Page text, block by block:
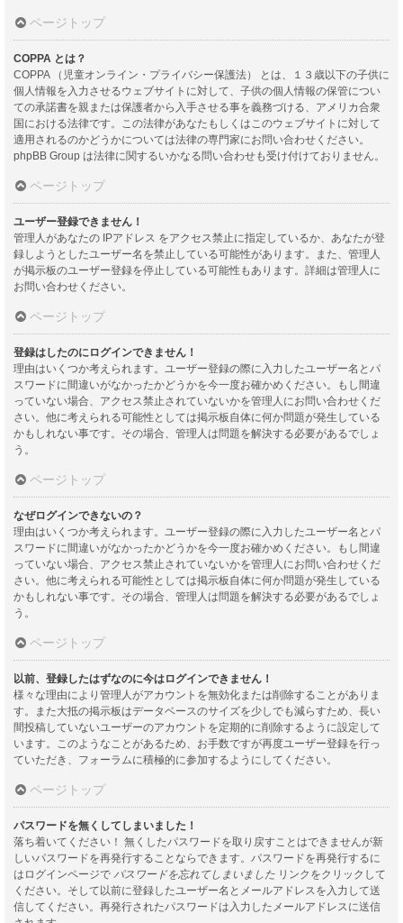
ページトップ
COPPA とは？
COPPA （児童オンライン・プライバシー保護法） とは、１３歳以下の子供に
個人情報を入力させるウェブサイトに対して、子供の個人情報の保管につい
ての承諾書を親または保護者から入手させる事を義務づける、アメリカ合衆
国における法律です。この法律があなたもしくはこのウェブサイトに対して
適用されるのかどうかについては法律の専門家にお問い合わせください。
phpBB Group は法律に関するいかなる問い合わせも受け付けておりません。
ページトップ
ユーザー登録できません！
管理人があなたの IPアドレス をアクセス禁止に指定しているか、あなたが登
録しようとしたユーザー名を禁止している可能性があります。また、管理人
が掲示板のユーザー登録を停止している可能性もあります。詳細は管理人に
お問い合わせください。
ページトップ
登録はしたのにログインできません！
理由はいくつか考えられます。ユーザー登録の際に入力したユーザー名とパ
スワードに間違いがなかったかどうかを今一度お確かめください。もし間違
っていない場合、アクセス禁止されていないかを管理人にお問い合わせくだ
さい。他に考えられる可能性としては掲示板自体に何か問題が発生している
かもしれない事です。その場合、管理人は問題を解決する必要があるでしょ
う。
ページトップ
なぜログインできないの？
理由はいくつか考えられます。ユーザー登録の際に入力したユーザー名とパ
スワードに間違いがなかったかどうかを今一度お確かめください。もし間違
っていない場合、アクセス禁止されていないかを管理人にお問い合わせくだ
さい。他に考えられる可能性としては掲示板自体に何か問題が発生している
かもしれない事です。その場合、管理人は問題を解決する必要があるでしょ
う。
ページトップ
以前、登録したはずなのに今はログインできません！
様々な理由により管理人がアカウントを無効化または削除することがありま
す。また大抵の掲示板はデータベースのサイズを少しでも減らすため、長い
間投稿していないユーザーのアカウントを定期的に削除するように設定して
います。このようなことがあるため、お手数ですが再度ユーザー登録を行っ
ていただき、フォーラムに積極的に参加するようにしてください。
ページトップ
パスワードを無くしてしまいました！
落ち着いてください！ 無くしたパスワードを取り戻すことはできませんが新
しいパスワードを再発行することならできます。パスワードを再発行するに
はログインページで パスワードを忘れてしまいました リンクをクリックして
ください。そして以前に登録したユーザー名とメールアドレスを入力して送
信してください。再発行されたパスワードは入力したメールアドレスに送信